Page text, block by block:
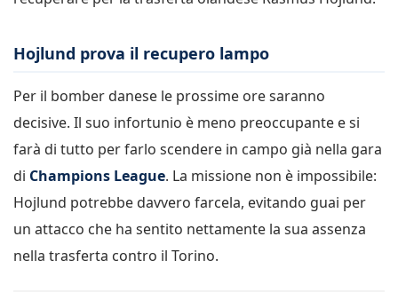
Hojlund prova il recupero lampo
Per il bomber danese le prossime ore saranno
decisive. Il suo infortunio è meno preoccupante e si
farà di tutto per farlo scendere in campo già nella gara
di Champions League. La missione non è impossibile:
Hojlund potrebbe davvero farcela, evitando guai per
un attacco che ha sentito nettamente la sua assenza
nella trasferta contro il Torino.